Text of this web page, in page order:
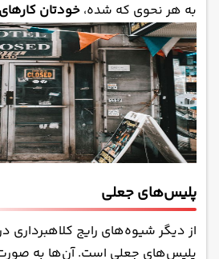
به هر نحوی که شده، خودتان
پلیس‌های جعلی
از دیگر شیوه‌های رایج کلاهبرداری
پلیس‌های جعلی است. آن‌ها به